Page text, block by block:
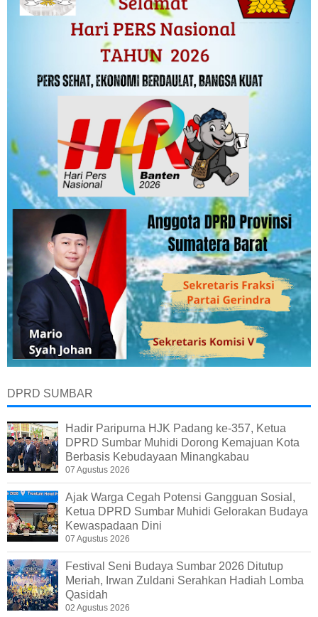
DPRD SUMBAR
Hadir Paripurna HJK Padang ke-357, Ketua
DPRD Sumbar Muhidi Dorong Kemajuan Kota
Berbasis Kebudayaan Minangkabau
07 Agustus 2026
Ajak Warga Cegah Potensi Gangguan Sosial,
Ketua DPRD Sumbar Muhidi Gelorakan Budaya
Kewaspadaan Dini
07 Agustus 2026
Festival Seni Budaya Sumbar 2026 Ditutup
Meriah, Irwan Zuldani Serahkan Hadiah Lomba
Qasidah
02 Agustus 2026